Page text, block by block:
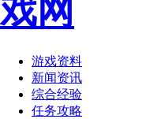
游戏资料
新闻资讯
综合经验
任务攻略